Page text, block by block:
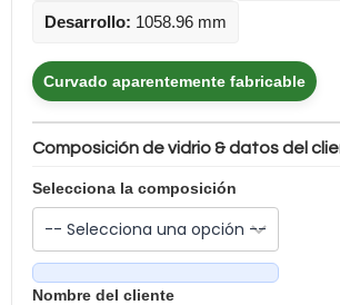
Desarrollo: 1058.96 mm
Curvado aparentemente fabricable
Composición de vidrio & datos del
Selecciona la composición
Nombre del cliente